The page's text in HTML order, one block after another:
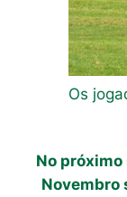
Os
No
Novembro